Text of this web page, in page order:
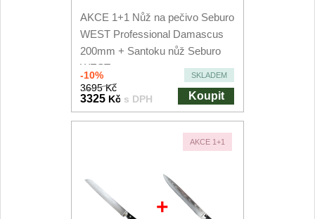
AKCE 1+1 Nůž na pečivo Seburo
WEST Professional Damascus
200mm + Santoku nůž Seburo
WEST...
-10% SKLADEM
3695 Kč
3325 Kč s DPH Koupit
AKCE 1+1
+